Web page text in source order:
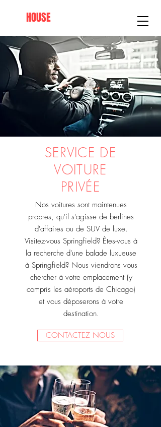
HOUSE
SERVICE DE
VOITURE
PRIVÉE
Nos voitures sont maintenues
propres, qu'il s'agisse de berlines
d'affaires ou de SUV de luxe.
Visitez-vous Springfield? Êtes-vous à
la recherche d'une balade luxueuse
à Springfield? Nous viendrons vous
chercher à votre emplacement (y
compris les aéroports de Chicago)
et vous déposerons à votre
destination.
CONTACTEZ NOUS